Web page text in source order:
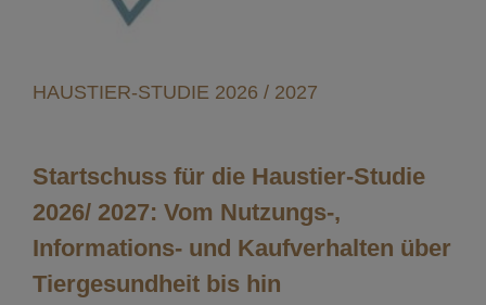
HAUSTIER-STUDIE 2026 / 2027
Startschuss für die Haustier-Studie
2026/ 2027: Vom Nutzungs-,
Informations- und Kaufverhalten über
Tiergesundheit bis hin